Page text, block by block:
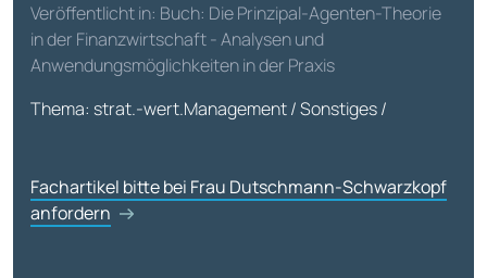
Veröffentlicht in: Buch: Die Prinzipal-Agenten-Theorie
in der Finanzwirtschaft - Analysen und
Anwendungsmöglichkeiten in der Praxis
Thema: strat.-wert.Management / Sonstiges /
Fachartikel bitte bei Frau Dutschmann-Schwarzkopf
anfordern